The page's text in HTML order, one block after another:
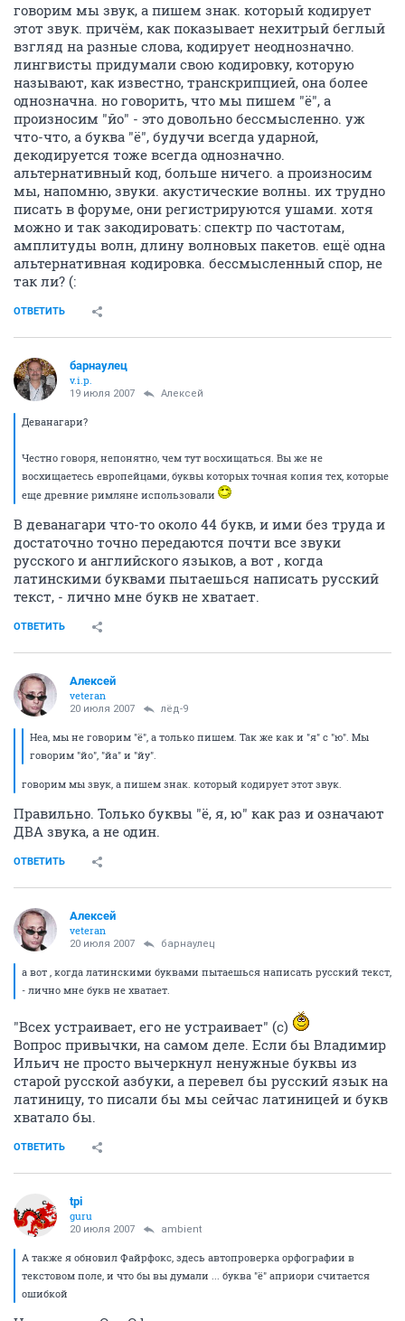
говорим мы звук, а пишем знак. который кодирует
этот звук. причём, как показывает нехитрый беглый
взгляд на разные слова, кодирует неоднозначно.
лингвисты придумали свою кодировку, которую
называют, как известно, транскрипцией, она более
однозначна. но говорить, что мы пишем "ё", а
произносим "йо" - это довольно бессмысленно. уж
что-что, а буква "ё", будучи всегда ударной,
декодируется тоже всегда однозначно.
альтернативный код, больше ничего. а произносим
мы, напомню, звуки. акустические волны. их трудно
писать в форуме, они регистрируются ушами. хотя
можно и так закодировать: спектр по частотам,
амплитуды волн, длину волновых пакетов. ещё одна
альтернативная кодировка. бессмысленный спор, не
так ли? (:
ОТВЕТИТЬ
барнаулец
v.i.p.
19 июля 2007 Aлексей
Деванагари?
Честно говоря, непонятно, чем тут восхищаться. Вы же не
восхищаетесь европейцами, буквы которых точная копия тех, которые
еще древние римляне использовали
В деванагари что-то около 44 букв, и ими без труда и
достаточно точно передаются почти все звуки
русского и английского языков, а вот , когда
латинскими буквами пытаешься написать русский
текст, - лично мне букв не хватает.
ОТВЕТИТЬ
Aлексей
veteran
20 июля 2007 лёд-9
Неа, мы не говорим "ё", а только пишем. Так же как и "я" с "ю". Мы
говорим "йо", "йа" и "йу".
говорим мы звук, а пишем знак. который кодирует этот звук.
Правильно. Только буквы "ё, я, ю" как раз и означают
ДВА звука, а не один.
ОТВЕТИТЬ
Aлексей
veteran
20 июля 2007 барнаулец
а вот , когда латинскими буквами пытаешься написать русский текст,
- лично мне букв не хватает.
"Всех устраивает, его не устраивает" (с)
Вопрос привычки, на самом деле. Если бы Владимир
Ильич не просто вычеркнул ненужные буквы из
старой русской азбуки, а перевел бы русский язык на
латиницу, то писали бы мы сейчас латиницей и букв
хватало бы.
ОТВЕТИТЬ
tpi
guru
20 июля 2007 ambient
А также я обновил Файрфокс, здесь автопроверка орфографии в
текстовом поле, и что бы вы думали ... буква "ё" априори считается
ошибкой